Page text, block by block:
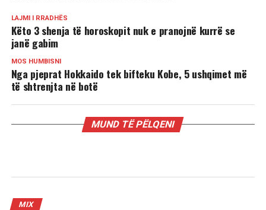
LAJMI I RRADHËS
Këto 3 shenja të horoskopit nuk e pranojnë kurrë se
janë gabim
MOS HUMBISNI
Nga pjeprat Hokkaido tek bifteku Kobe, 5 ushqimet më
të shtrenjta në botë
MUND TË PËLQENI
MIX